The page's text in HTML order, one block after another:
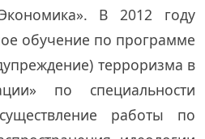
В 2012 году
обучение по программе
терроризма в
по специальности
работы по